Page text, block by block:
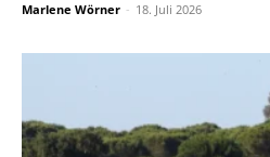
Marlene Wörner - 18. Juli 2026